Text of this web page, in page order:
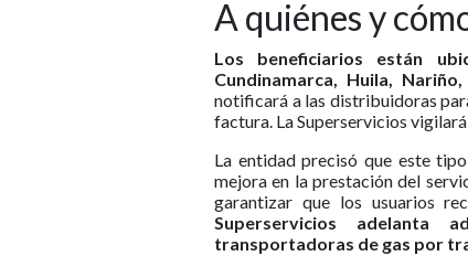
A quiénes y
Los beneficiarios están
Cundinamarca, Huila,
notificará a las distribuidoras
factura. La Superservicios
La entidad precisó que este
mejora en la prestación del
garantizar que los usuarios
Superservicios adelanta
transportadoras de gas por